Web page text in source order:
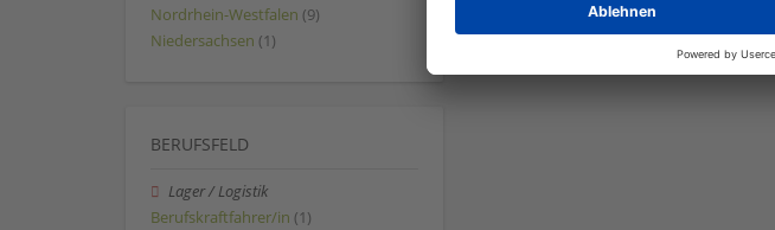
Nordrhein-Westfalen (9)
Niedersachsen (1)
BERUFSFELD
Lager / Logistik
Berufskraftfahrer/in (1)